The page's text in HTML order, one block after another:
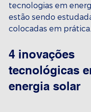
tecnologias em
estão sendo
colocadas em
4 inovações
tecnológicas
energia solar